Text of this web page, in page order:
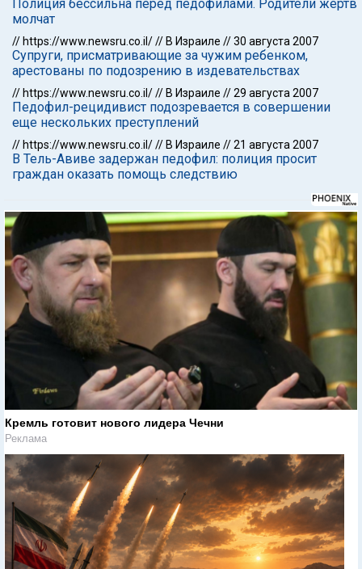
Полиция бессильна перед педофилами. Родители жертв
молчат
// https://www.newsru.co.il/// В Израиле //30 августа 2007
Супруги, присматривающие за чужим ребенком,
арестованы по подозрению в издевательствах
// https://www.newsru.co.il/// В Израиле //29 августа 2007
Педофил-рецидивист подозревается в совершении
еще нескольких преступлений
// https://www.newsru.co.il/// В Израиле //21 августа 2007
В Тель-Авиве задержан педофил: полиция просит
граждан оказать помощь следствию
Кремль готовит нового лидера Чечни
Реклама